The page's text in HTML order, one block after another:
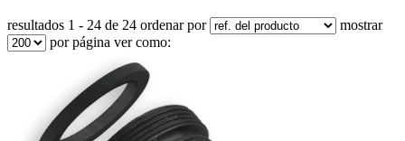
resultados 1 - 24 de 24 ordenar por
mostrar
por página ver como: